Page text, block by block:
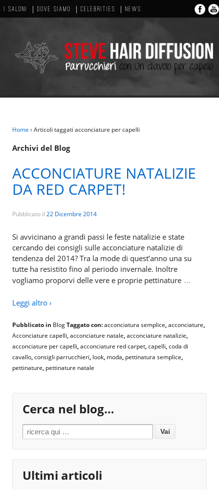
I SALONI DOVE SIAMO CELEBRITIES NEWS
Home › Articoli taggati acconciature per capelli
Archivi del Blog
ACCONCIATURE NATALIZIE
DA RED CARPET!
Pubblicato il 22 Dicembre 2014
Si avvicinano a grandi passi le feste natalizie e state
cercando dei consigli sulle acconciature natalizie di
tendenza del 2014? Tra la mode di quest’anno una su
tutte ha resistito fino al periodo invernale. Inoltre
vogliamo proporvi delle vere e proprie pettinature …
Leggi altro ›
Pubblicato in BlogTaggato con:acconciatura semplice,acconciature,
Acconciature capelli,acconciature natale,acconciature natalizie,
acconciature per capelli,acconciature red carpet,capelli,coda di
cavallo,consigli parrucchieri, look, moda, pettinatura semplice,
pettinature, pettinature natale
Cerca nel blog…
Search for:
Ultimi articoli